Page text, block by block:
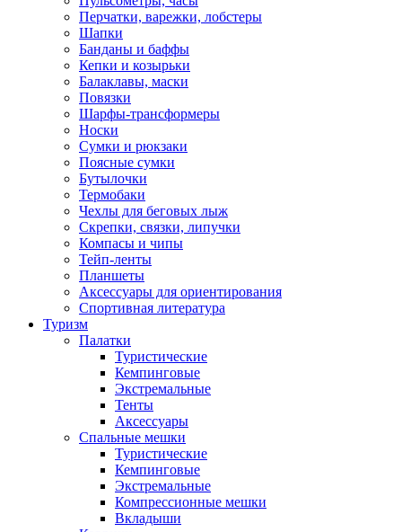
Перчатки, варежки, лобстеры
Шапки
Банданы и баффы
Кепки и козырьки
Балаклавы, маски
Повязки
Шарфы-трансформеры
Носки
Сумки и рюкзаки
Поясные сумки
Бутылочки
Термобаки
Чехлы для беговых лыж
Скрепки, связки, липучки
Компасы и чипы
Тейп-ленты
Планшеты
Аксессуары для ориентирования
Спортивная литература
Туризм
Палатки
Туристические
Кемпинговые
Экстремальные
Тенты
Аксессуары
Спальные мешки
Туристические
Кемпинговые
Экстремальные
Компрессионные мешки
Вкладыши